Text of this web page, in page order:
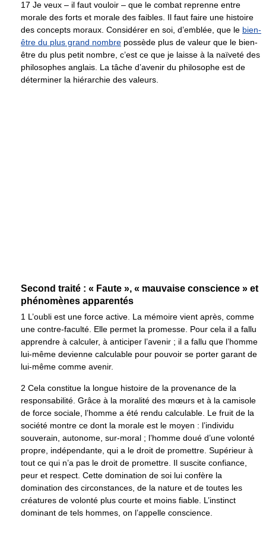
17 Je veux – il faut vouloir – que le combat reprenne entre
morale des forts et morale des faibles. Il faut faire une histoire
des concepts moraux. Considérer en soi, d’emblée, que le bien-
être du plus grand nombre possède plus de valeur que le bien-
être du plus petit nombre, c’est ce que je laisse à la naïveté des
philosophes anglais. La tâche d’avenir du philosophe est de
déterminer la hiérarchie des valeurs.
Second traité : « Faute », « mauvaise conscience » et
phénomènes apparentés
1 L’oubli est une force active. La mémoire vient après, comme
une contre-faculté. Elle permet la promesse. Pour cela il a fallu
apprendre à calculer, à anticiper l’avenir ; il a fallu que l’homme
lui-même devienne calculable pour pouvoir se porter garant de
lui-même comme avenir.
2 Cela constitue la longue histoire de la provenance de la
responsabilité. Grâce à la moralité des mœurs et à la camisole
de force sociale, l’homme a été rendu calculable. Le fruit de la
société montre ce dont la morale est le moyen : l’individu
souverain, autonome, sur-moral ; l’homme doué d’une volonté
propre, indépendante, qui a le droit de promettre. Supérieur à
tout ce qui n’a pas le droit de promettre. Il suscite confiance,
peur et respect. Cette domination de soi lui confère la
domination des circonstances, de la nature et de toutes les
créatures de volonté plus courte et moins fiable. L’instinct
dominant de tels hommes, on l’appelle conscience.